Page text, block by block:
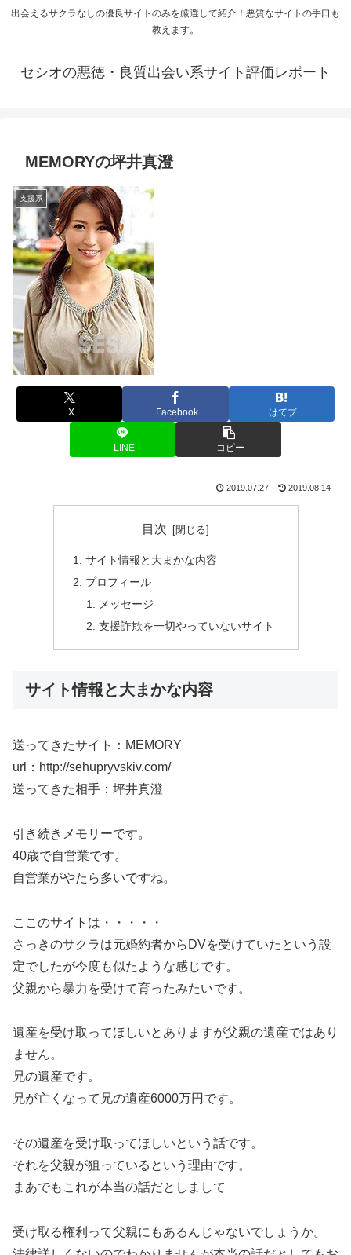
出会えるサクラなしの優良サイトのみを厳選して紹介！悪質なサイトの手口も
教えます。
セシオの悪徳・良質出会い系サイト評価レポート
MEMORYの坪井真澄
支援系
X Facebook はてブ
LINE コピー
2019.07.27 2019.08.14
目次
サイト情報と大まかな内容
プロフィール
メッセージ
支援詐欺を一切やっていないサイト
サイト情報と大まかな内容
送ってきたサイト：MEMORY
url：http://sehupryvskiv.com/
送ってきた相手：坪井真澄
引き続きメモリーです。
40歳で自営業です。
自営業がやたら多いですね。
ここのサイトは・・・・・
さっきのサクラは元婚約者からDVを受けていたという設
定でしたが今度も似たような感じです。
父親から暴力を受けて育ったみたいです。
遺産を受け取ってほしいとありますが父親の遺産ではあり
ません。
兄の遺産です。
兄が亡くなって兄の遺産6000万円です。
その遺産を受け取ってほしいという話です。
それを父親が狙っているという理由です。
まあでもこれが本当の話だとしまして
受け取る権利って父親にもあるんじゃないでしょうか。